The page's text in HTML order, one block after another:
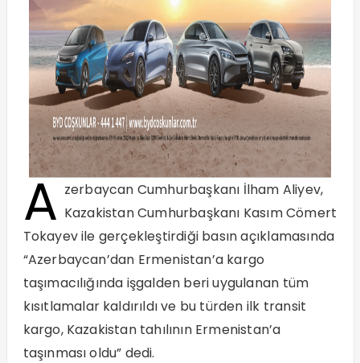
A zerbaycan Cumhurbaşkanı İlham Aliyev,
Kazakistan Cumhurbaşkanı Kasım Cömert
Tokayev ile gerçekleştirdiği basın açıklamasında
“Azerbaycan’dan Ermenistan’a kargo
taşımacılığında işgalden beri uygulanan tüm
kısıtlamalar kaldırıldı ve bu türden ilk transit
kargo, Kazakistan tahılının Ermenistan’a
taşınması oldu” dedi.